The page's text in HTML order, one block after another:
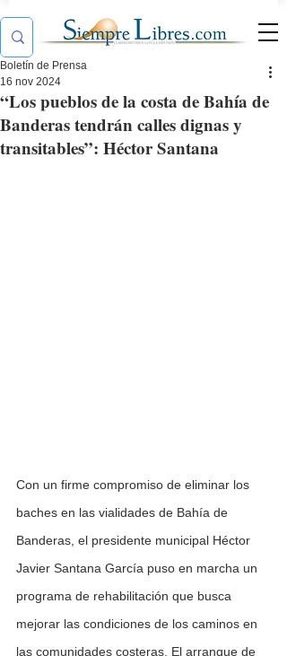
“Los pueblos de la costa de Bahía de
Banderas tendrán calles dignas y
transitables”: Héctor Santana
Boletín de Prensa
16 nov 2024
Con un firme compromiso de eliminar los
baches en las vialidades de Bahía de
Banderas, el presidente municipal Héctor
Javier Santana García puso en marcha un
programa de rehabilitación que busca
mejorar las condiciones de los caminos en
las comunidades costeras. El arranque de